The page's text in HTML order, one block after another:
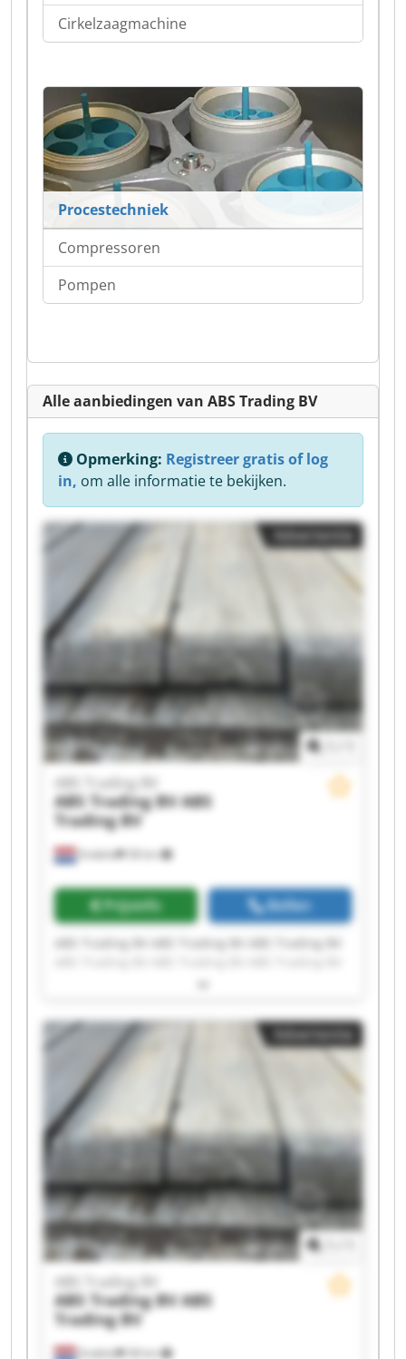
Cirkelzaagmachine
Procestechniek
Compressoren
Pompen
Alle aanbiedingen van ABS Trading BV
Opmerking: Registreer gratis of log
in, om alle informatie te bekijken.
Andelst 38 km
ABS Trading BV
ABS Trading BVABS
Trading BV
Prijsinfo Bellen
ABS Trading BV ABS Trading BV ABS Trading BV
ABS Trading BV ABS Trading BV ABS Trading BV
ABS Trading BV ABS Trading BV ABS Trading BV
ABS Trading BV ABS Trading BV ABS Trading BV
ABS Trading BV ABS Trading BV
Andelst 38 km
ABS Trading BV
ABS Trading BVABS
Trading BV